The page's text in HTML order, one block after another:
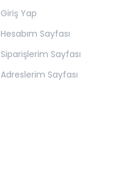
Giriş Yap
Hesabım Sayfası
Siparişlerim Sayfası
Adreslerim Sayfası